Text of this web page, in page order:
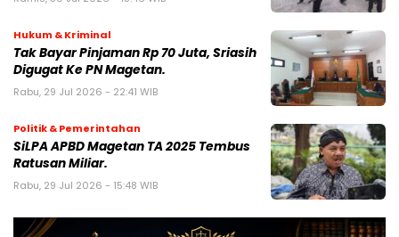
Hukum & Kriminal
Tak Bayar Pinjaman Rp 70 Juta, Sriasih
Digugat Ke PN Magetan.
Rabu, 29 Jul 2026 - 22:41 WIB
Politik & Pemerintahan
SiLPA APBD Magetan TA 2025 Tembus
Ratusan Miliar.
Rabu, 29 Jul 2026 - 15:48 WIB